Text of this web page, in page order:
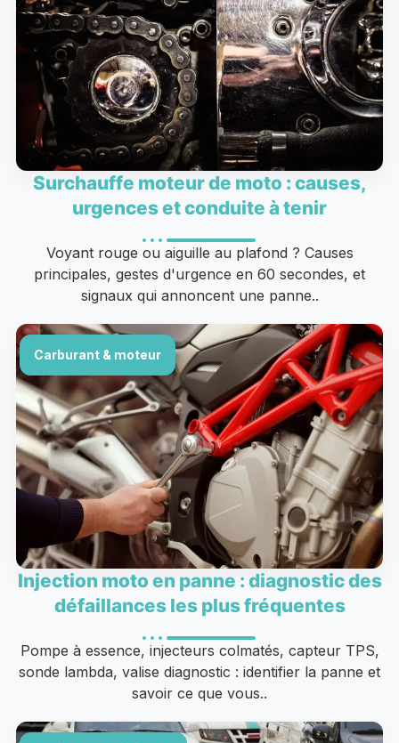
Surchauffe moteur de moto : causes,
urgences et conduite à tenir
Voyant rouge ou aiguille au plafond ? Causes
principales, gestes d'urgence en 60 secondes, et
signaux qui annoncent une panne..
Carburant & moteur
Injection moto en panne : diagnostic des
défaillances les plus fréquentes
Pompe à essence, injecteurs colmatés, capteur TPS,
sonde lambda, valise diagnostic : identifier la panne et
savoir ce que vous..